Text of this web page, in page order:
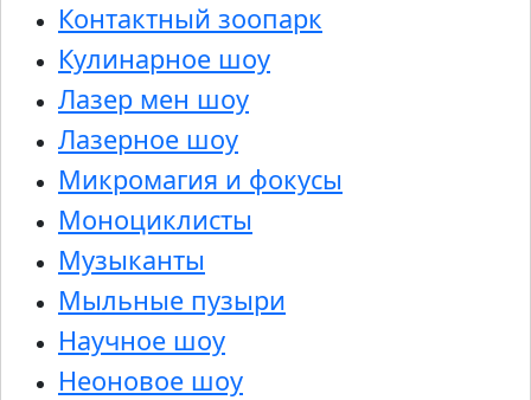
Контактный зоопарк
Кулинарное шоу
Лазер мен шоу
Лазерное шоу
Микромагия и фокусы
Моноциклисты
Музыканты
Мыльные пузыри
Научное шоу
Неоновое шоу